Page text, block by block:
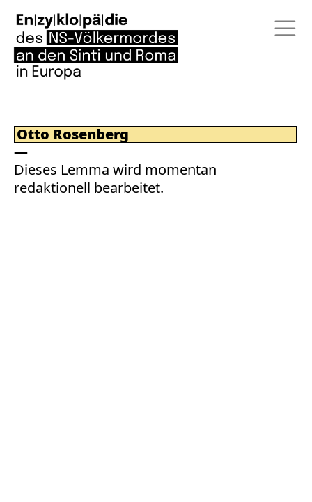
Otto Rosenberg
Dieses Lemma wird momentan
redaktionell bearbeitet.